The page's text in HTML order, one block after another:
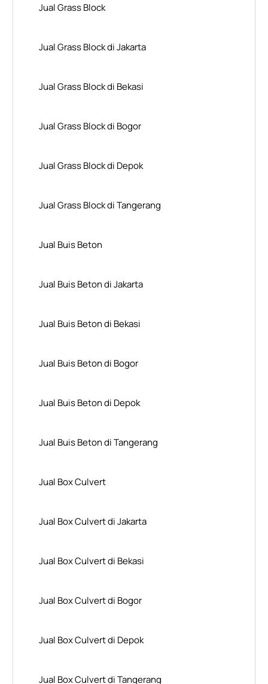
Jual Grass Block
Jual Grass Block di Jakarta
Jual Grass Block di Bekasi
Jual Grass Block di Bogor
Jual Grass Block di Depok
Jual Grass Block di Tangerang
Jual Buis Beton
Jual Buis Beton di Jakarta
Jual Buis Beton di Bekasi
Jual Buis Beton di Bogor
Jual Buis Beton di Depok
Jual Buis Beton di Tangerang
Jual Box Culvert
Jual Box Culvert di Jakarta
Jual Box Culvert di Bekasi
Jual Box Culvert di Bogor
Jual Box Culvert di Depok
Jual Box Culvert di Tangerang